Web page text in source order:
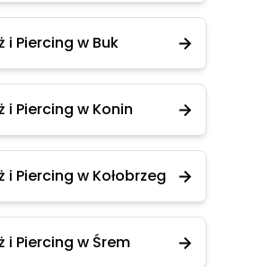
i Piercing w Buk
i Piercing w Konin
i Piercing w Kołobrzeg
i Piercing w Śrem